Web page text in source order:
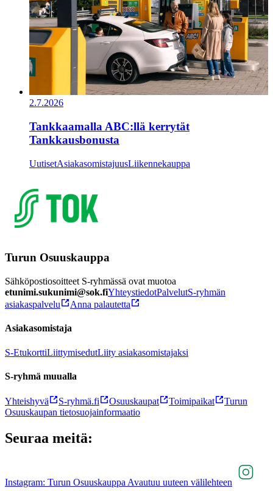
2.7.2026
Tankkaamalla ABC:llä kerrytät
Tankkausbonusta
UutisetAsiakasomistajuusLiikennekauppa
Turun Osuuskauppa
Sähköpostiosoitteet S-ryhmässä ovat muotoa
etunimi.sukunimi@sok.fiYhteystiedotPalvelutS-ryhmän
asiakaspalvelu
Anna palautetta
Asiakasomistaja
S-EtukorttiLiittymisedutLiity asiakasomistajaksi
S-ryhmä muualla
Yhteishyvä S-ryhmä.fi Osuuskaupat Toimipaikat
Turun
Osuuskaupan tietosuojainformaatio
Seuraa meitä:
Instagram: Turun Osuuskauppa Avautuu uuteen välilehteen